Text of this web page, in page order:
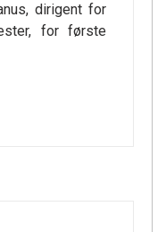
dirigent for
for første